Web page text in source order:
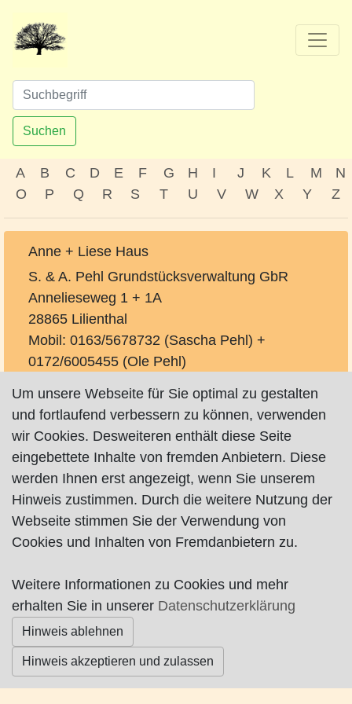
Suchen
A B C D E F G H I J K L M
N
O
P Q R S T U V W X Y Z
Anne + Liese Haus
S. & A. Pehl Grundstücksverwaltung GbR
Annelieseweg 1 + 1A
28865 Lilienthal
Mobil: 0163/5678732 (Sascha Pehl) +
0172/6005455 (Ole Pehl)
http://www.pehl.vacation-bookings.com
Impressum|Datenschutz| AGB
© Worpswede24 2015-2026
Um unsere Webseite für Sie optimal zu gestalten
und fortlaufend verbessern zu können, verwenden
wir Cookies. Desweiteren enthält diese Seite
eingebettete Inhalte von fremden Anbietern. Diese
werden Ihnen erst angezeigt, wenn Sie unserem
Hinweis zustimmen. Durch die weitere Nutzung der
Webseite stimmen Sie der Verwendung von
Cookies und Inhalten von Fremdanbietern zu.
Weitere Informationen zu Cookies und mehr
erhalten Sie in unserer Datenschutzerklärung
Hinweis ablehnen
Hinweis akzeptieren und zulassen